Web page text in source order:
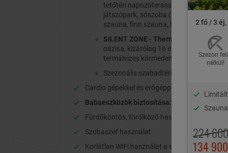
tetőtéri napozóterasszal, gyermek
játszópark, sószoba (Himalájai és
szauna, finn szauna, bio szauna
SILENT ZONE - Thermal & Spa, a
oázisa, kizárólag 16 év feletti vendégek
termálvizes körmedence, tepidárium,
Szezonális szabadtéri
Cardio gépekkel és erőgéppel felszerelt
Babaeszközök biztosítása:
Fürdőköntös, törölköző használat
Szobaszéf használat
Korlátlan WiFi használat a szálloda épületében
2 fő / 3
Szezon
nélkül!
224
134